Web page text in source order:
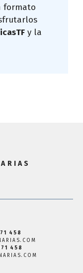
formato
y la
458
458